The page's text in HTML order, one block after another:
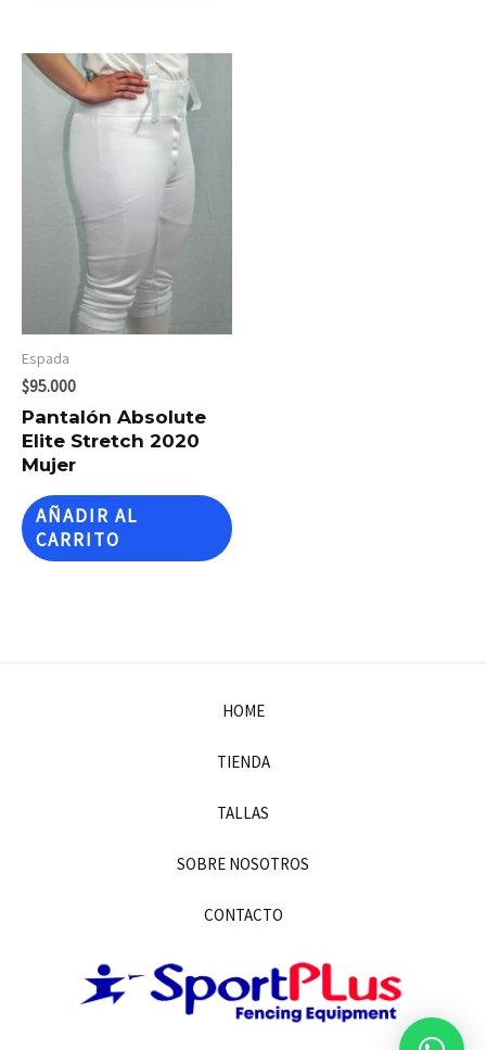
Espada
$95.000
Pantalón Absolute
Elite Stretch 2020
Mujer
AÑADIR AL
CARRITO
HOME
TIENDA
TALLAS
SOBRE NOSOTROS
CONTACTO